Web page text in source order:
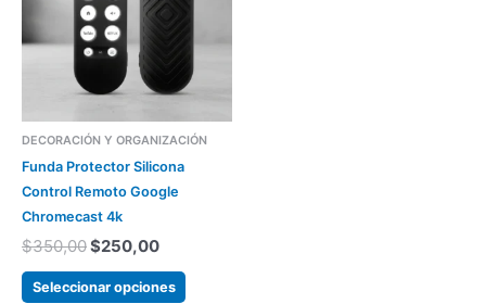
DECORACIÓN Y ORGANIZACIÓN
Funda Protector Silicona
Control Remoto Google
Chromecast 4k
$350,00$250,00
Seleccionar opciones
Las
opciones
se
pueden
elegir
producto